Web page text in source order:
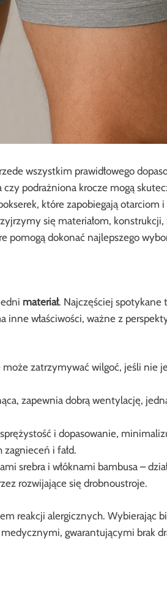
wszystkim prawidłowego
podrażniona krocze mogą
które zapobiegają otarciom
się materiałom,
pomogą dokonać najlepszego
materiał. Najczęściej spotykane
inne właściwości, ważne z
zatrzymywać wilgoć, jeśli nie
zapewnia dobrą wentylację,
i dopasowanie,
i fałd.
srebra i włóknami bambusa –
rozwijające się drobnoustroje.
reakcji alergicznych. Wybierając
gwarantującymi brak